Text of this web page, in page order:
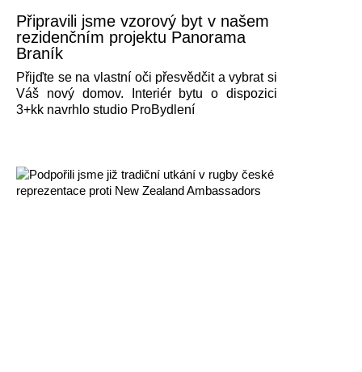
Připravili jsme vzorový byt v našem
rezidenčním projektu Panorama
Braník
Přijďte se na vlastní oči přesvědčit a vybrat si
Váš nový domov. Interiér bytu o dispozici
3+kk navrhlo studio ProBydlení